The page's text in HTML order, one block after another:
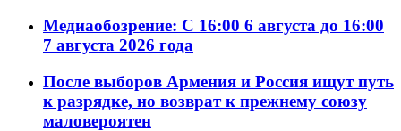
Медиаобозрение: С 16:00 6 августа до 16:00
7 августа 2026 года
После выборов Армения и Россия ищут путь
к разрядке, но возврат к прежнему союзу
маловероятен